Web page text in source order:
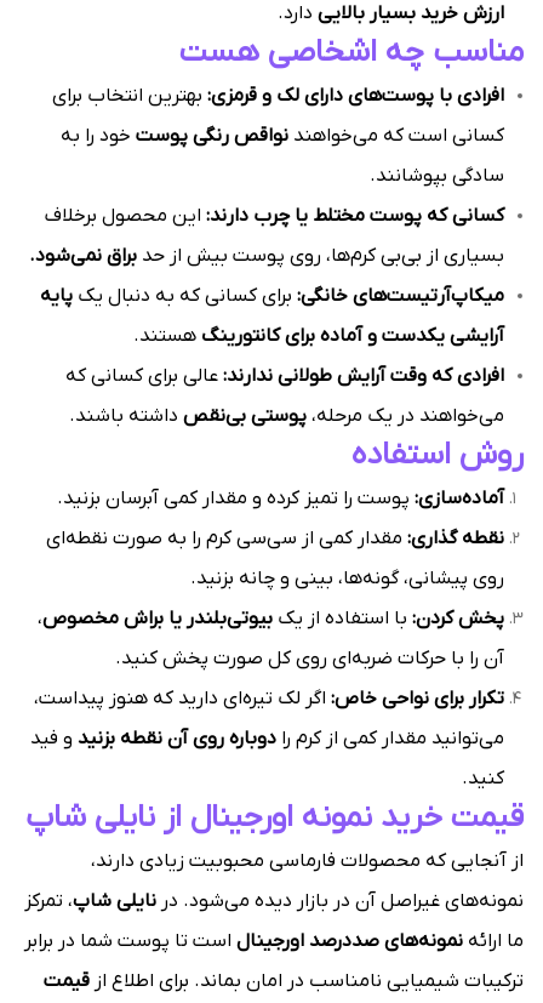
ارزش خرید بسیار بالایی دارد.
مناسب چه اشخاصی هست
افرادی با پوست‌های دارای لک و قرمزی: بهترین انتخاب برای
کسانی است که می‌خواهند نواقص رنگی پوست خود را به
سادگی بپوشانند.
کسانی که پوست مختلط یا چرب دارند: این محصول برخلاف
بسیاری از بی‌بی کرم‌ها، روی پوست بیش از حد براق نمی‌شود.
میکاپ‌آرتیست‌های خانگی: برای کسانی که به دنبال یک پایه
آرایشی یکدست و آماده برای کانتورینگ هستند.
افرادی که وقت آرایش طولانی ندارند: عالی برای کسانی که
می‌خواهند در یک مرحله، پوستی بی‌نقص داشته باشند.
روش استفاده
آماده‌سازی: پوست را تمیز کرده و مقدار کمی آبرسان بزنید.
نقطه گذاری: مقدار کمی از سی‌سی کرم را به صورت نقطه‌ای
روی پیشانی، گونه‌ها، بینی و چانه بزنید.
پخش کردن: با استفاده از یک بیوتی‌بلندر یا براش مخصوص،
آن را با حرکات ضربه‌ای روی کل صورت پخش کنید.
تکرار برای نواحی خاص: اگر لک تیره‌ای دارید که هنوز پیداست،
می‌توانید مقدار کمی از کرم را دوباره روی آن نقطه بزنید و فید
کنید.
قیمت خرید نمونه اورجینال از نایلی شاپ
از آنجایی که محصولات فارماسی محبوبیت زیادی دارند،
نمونه‌های غیراصل آن در بازار دیده می‌شود. در نایلی شاپ، تمرکز
ما ارائه نمونه‌های صددرصد اورجینال است تا پوست شما در برابر
ترکیبات شیمیایی نامناسب در امان بماند. برای اطلاع از قیمت